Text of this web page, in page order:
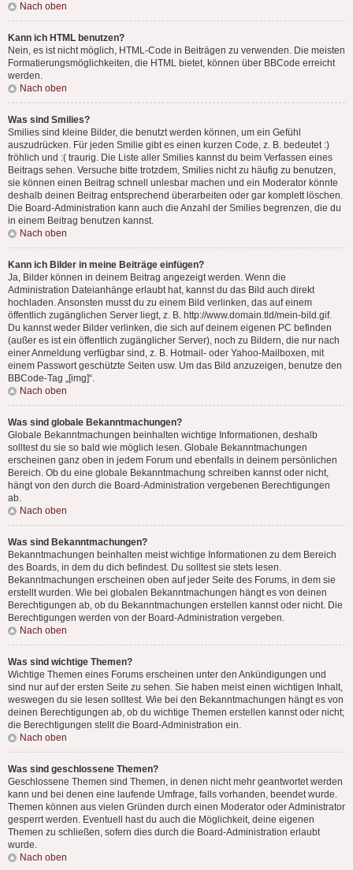
Nach oben
Kann ich HTML benutzen?
Nein, es ist nicht möglich, HTML-Code in Beiträgen zu verwenden. Die meisten
Formatierungsmöglichkeiten, die HTML bietet, können über BBCode erreicht
werden.
Nach oben
Was sind Smilies?
Smilies sind kleine Bilder, die benutzt werden können, um ein Gefühl
auszudrücken. Für jeden Smilie gibt es einen kurzen Code, z. B. bedeutet :)
fröhlich und :( traurig. Die Liste aller Smilies kannst du beim Verfassen eines
Beitrags sehen. Versuche bitte trotzdem, Smilies nicht zu häufig zu benutzen,
sie können einen Beitrag schnell unlesbar machen und ein Moderator könnte
deshalb deinen Beitrag entsprechend überarbeiten oder gar komplett löschen.
Die Board-Administration kann auch die Anzahl der Smilies begrenzen, die du
in einem Beitrag benutzen kannst.
Nach oben
Kann ich Bilder in meine Beiträge einfügen?
Ja, Bilder können in deinem Beitrag angezeigt werden. Wenn die
Administration Dateianhänge erlaubt hat, kannst du das Bild auch direkt
hochladen. Ansonsten musst du zu einem Bild verlinken, das auf einem
öffentlich zugänglichen Server liegt, z. B. http://www.domain.tld/mein-bild.gif.
Du kannst weder Bilder verlinken, die sich auf deinem eigenen PC befinden
(außer es ist ein öffentlich zugänglicher Server), noch zu Bildern, die nur nach
einer Anmeldung verfügbar sind, z. B. Hotmail- oder Yahoo-Mailboxen, mit
einem Passwort geschützte Seiten usw. Um das Bild anzuzeigen, benutze den
BBCode-Tag „[img]“.
Nach oben
Was sind globale Bekanntmachungen?
Globale Bekanntmachungen beinhalten wichtige Informationen, deshalb
solltest du sie so bald wie möglich lesen. Globale Bekanntmachungen
erscheinen ganz oben in jedem Forum und ebenfalls in deinem persönlichen
Bereich. Ob du eine globale Bekanntmachung schreiben kannst oder nicht,
hängt von den durch die Board-Administration vergebenen Berechtigungen
ab.
Nach oben
Was sind Bekanntmachungen?
Bekanntmachungen beinhalten meist wichtige Informationen zu dem Bereich
des Boards, in dem du dich befindest. Du solltest sie stets lesen.
Bekanntmachungen erscheinen oben auf jeder Seite des Forums, in dem sie
erstellt wurden. Wie bei globalen Bekanntmachungen hängt es von deinen
Berechtigungen ab, ob du Bekanntmachungen erstellen kannst oder nicht. Die
Berechtigungen werden von der Board-Administration vergeben.
Nach oben
Was sind wichtige Themen?
Wichtige Themen eines Forums erscheinen unter den Ankündigungen und
sind nur auf der ersten Seite zu sehen. Sie haben meist einen wichtigen Inhalt,
weswegen du sie lesen solltest. Wie bei den Bekanntmachungen hängt es von
deinen Berechtigungen ab, ob du wichtige Themen erstellen kannst oder nicht;
die Berechtigungen stellt die Board-Administration ein.
Nach oben
Was sind geschlossene Themen?
Geschlossene Themen sind Themen, in denen nicht mehr geantwortet werden
kann und bei denen eine laufende Umfrage, falls vorhanden, beendet wurde.
Themen können aus vielen Gründen durch einen Moderator oder Administrator
gesperrt werden. Eventuell hast du auch die Möglichkeit, deine eigenen
Themen zu schließen, sofern dies durch die Board-Administration erlaubt
wurde.
Nach oben